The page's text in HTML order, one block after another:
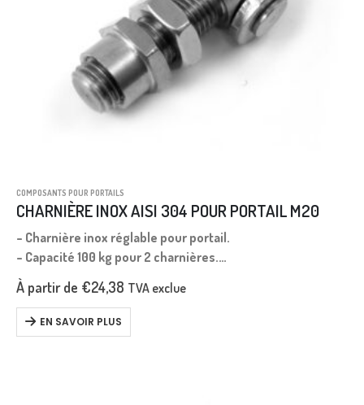
COMPOSANTS POUR PORTAILS
CHARNIÈRE INOX AISI 304 POUR PORTAIL M20
– Charnière inox réglable pour portail.
– Capacité 100 kg pour 2 charnières.
– Charnière réglable en acier inoxydable pour portails.
À partir de €24,38 TVA exclue
EN SAVOIR PLUS